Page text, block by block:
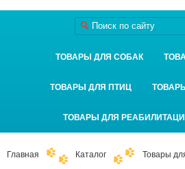
ТОВАРЫ ДЛЯ СОБАК
ТОВАРЫ ДЛЯ ПТИЦ
ТОВАРЫ ДЛЯ
Главная Каталог Товары